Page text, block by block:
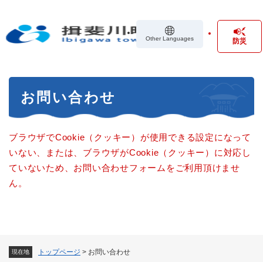
の
Other Languages 防災
現在地 トップページ > お問い合わせ
お問い合わせ
ブラウザでCookie（クッキー）が使用できる設定になって
いない、または、ブラウザがCookie（クッキー）に対応し
ていないため、お問い合わせフォームをご利用頂けませ
ん。